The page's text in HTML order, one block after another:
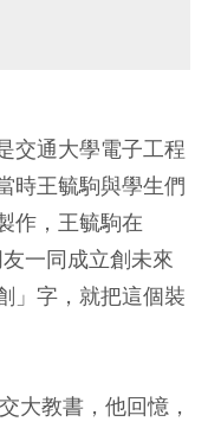
交通大學電子工程
時王毓駒與學生們
作，王毓駒在
一同成立創未來
」字，就把這個裝
大教書，他回憶，